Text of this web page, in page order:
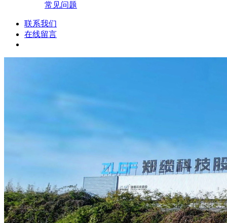
常见问题
联系我们
在线留言